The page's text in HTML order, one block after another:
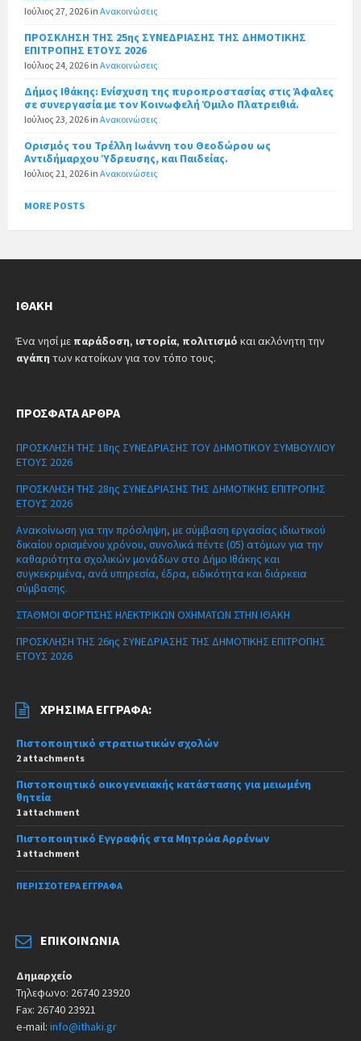
Ιούλιος 27, 2026 in Ανακοινώσεις
ΠΡΟΣΚΛΗΣΗ ΤΗΣ 25ης ΣΥΝΕΔΡΙΑΣΗΣ ΤΗΣ ΔΗΜΟΤΙΚΗΣ
ΕΠΙΤΡΟΠΗΣ ΕΤΟΥΣ 2026
Ιούλιος 24, 2026 in Ανακοινώσεις
Δήμος Ιθάκης: Ενίσχυση της πυροπροστασίας στις Άφαλες
σε συνεργασία με τον Κοινωφελή Όμιλο Πλατρειθιά.
Ιούλιος 23, 2026 in Ανακοινώσεις
Ορισμός του Τρέλλη Ιωάννη του Θεοδώρου ως
Αντιδήμαρχου Ύδρευσης, και Παιδείας.
Ιούλιος 21, 2026 in Ανακοινώσεις
MORE POSTS
ΙΘΆΚΗ
Ένα νησί με παράδοση, ιστορία, πολιτισμό και ακλόνητη την
αγάπη των κατοίκων για τον τόπο τους.
ΠΡΌΣΦΑΤΑ ΆΡΘΡΑ
ΠΡΟΣΚΛΗΣΗ ΤΗΣ 18ης ΣΥΝΕΔΡΙΑΣΗΣ ΤΟΥ ΔΗΜΟΤΙΚΟΥ ΣΥΜΒΟΥΛΙΟΥ
ΕΤΟΥΣ 2026
ΠΡΟΣΚΛΗΣΗ ΤΗΣ 28ης ΣΥΝΕΔΡΙΑΣΗΣ ΤΗΣ ΔΗΜΟΤΙΚΗΣ ΕΠΙΤΡΟΠΗΣ
ΕΤΟΥΣ 2026
Ανακοίνωση για την πρόσληψη, με σύμβαση εργασίας ιδιωτικού
δικαίου ορισμένου χρόνου, συνολικά πέντε (05) ατόμων για την
καθαριότητα σχολικών μονάδων στο Δήμο Ιθάκης και
συγκεκριμένα, ανά υπηρεσία, έδρα, ειδικότητα και διάρκεια
σύμβασης.
ΣΤΑΘΜΟΙ ΦΟΡΤΙΣΗΣ ΗΛΕΚΤΡΙΚΩΝ ΟΧΗΜΑΤΩΝ ΣΤΗΝ ΙΘΑΚΗ
ΠΡΟΣΚΛΗΣΗ ΤΗΣ 26ης ΣΥΝΕΔΡΙΑΣΗΣ ΤΗΣ ΔΗΜΟΤΙΚΗΣ ΕΠΙΤΡΟΠΗΣ
ΕΤΟΥΣ 2026
ΧΡΉΣΙΜΑ ΈΓΓΡΑΦΑ:
Πιστοποιητικό στρατιωτικών σχολών
2 attachments
Πιστοποιητικό οικογενειακής κατάστασης για μειωμένη
θητεία
1 attachment
Πιστοποιητικό Εγγραφής στα Μητρώα Αρρένων
1 attachment
ΠΕΡΙΣΣΌΤΕΡΑ ΈΓΓΡΑΦΑ
ΕΠΙΚΟΙΝΩΝΊΑ
Δημαρχείο
Τηλεφωνο: 26740 23920
Fax: 26740 23921
e-mail: info@ithaki.gr